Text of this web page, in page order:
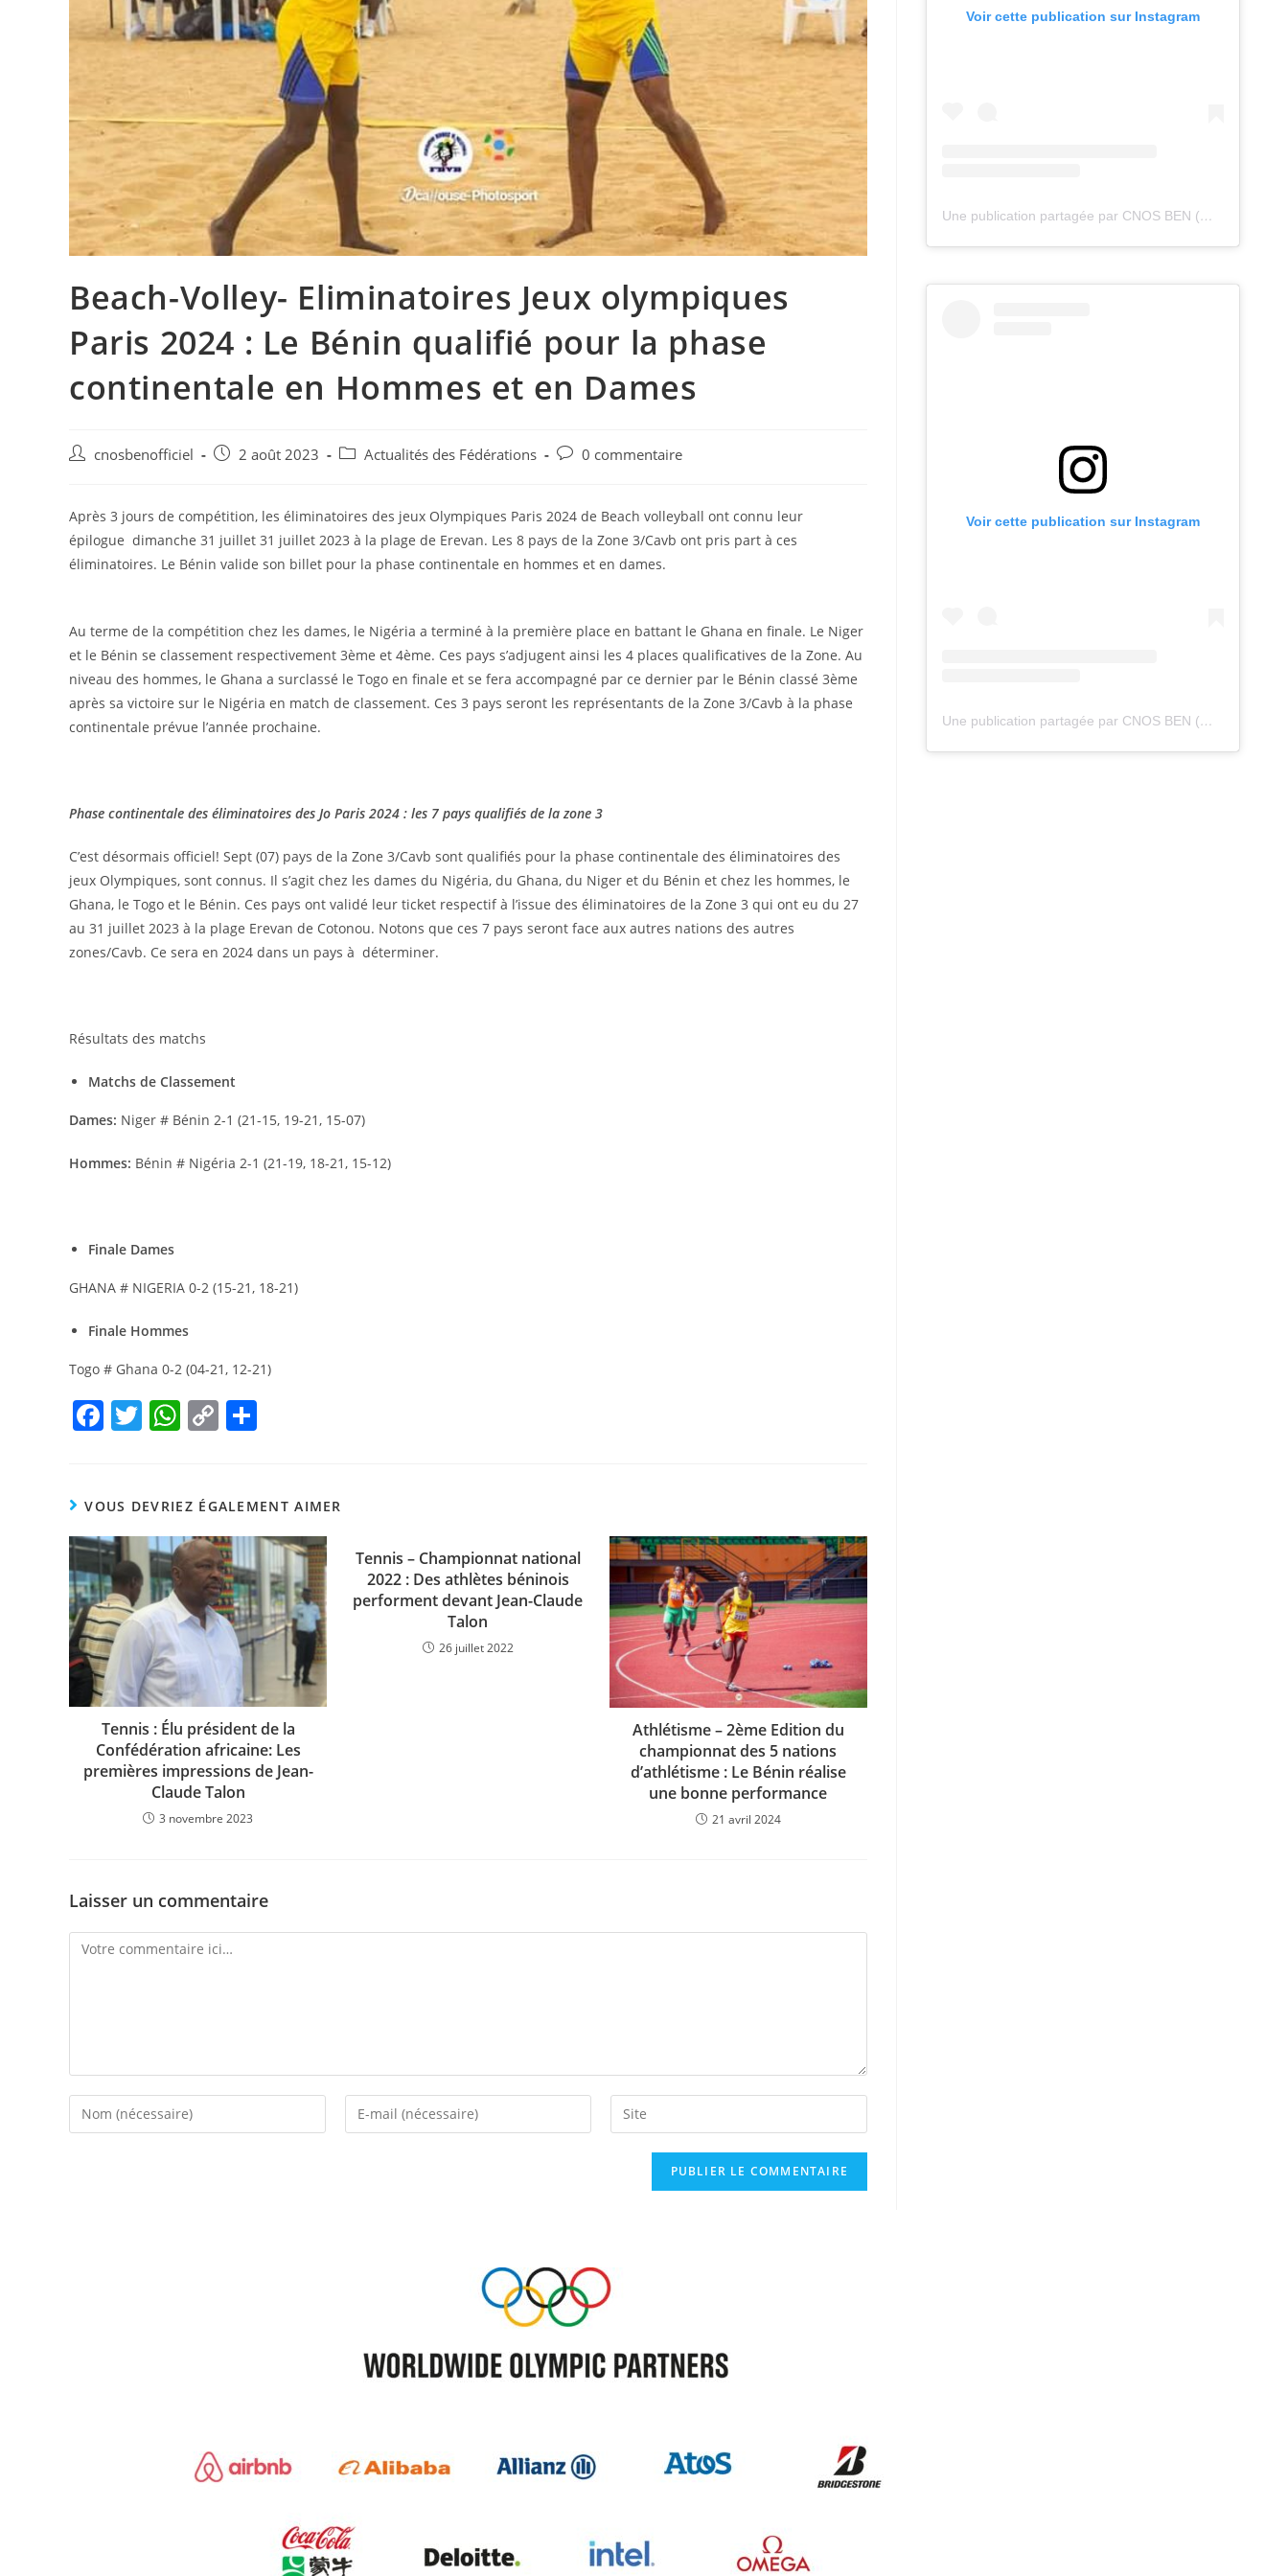
Beach-Volley- Eliminatoires Jeux olympiques
Paris 2024 : Le Bénin qualifié pour la phase
continentale en Hommes et en Dames
cnosbenofficiel 2 août 2023 Actualités des Fédérations 0 commentaire
Après 3 jours de compétition, les éliminatoires des jeux Olympiques Paris 2024 de Beach volleyball ont connu leur
épilogue dimanche 31 juillet 31 juillet 2023 à la plage de Erevan. Les 8 pays de la Zone 3/Cavb ont pris part à ces
éliminatoires. Le Bénin valide son billet pour la phase continentale en hommes et en dames.
Au terme de la compétition chez les dames, le Nigéria a terminé à la première place en battant le Ghana en finale. Le Niger
et le Bénin se classement respectivement 3ème et 4ème. Ces pays s’adjugent ainsi les 4 places qualificatives de la Zone. Au
niveau des hommes, le Ghana a surclassé le Togo en finale et se fera accompagné par ce dernier par le Bénin classé 3ème
après sa victoire sur le Nigéria en match de classement. Ces 3 pays seront les représentants de la Zone 3/Cavb à la phase
continentale prévue l’année prochaine.
Phase continentale des éliminatoires des Jo Paris 2024 : les 7 pays qualifiés de la zone 3
C’est désormais officiel! Sept (07) pays de la Zone 3/Cavb sont qualifiés pour la phase continentale des éliminatoires des
jeux Olympiques, sont connus. Il s’agit chez les dames du Nigéria, du Ghana, du Niger et du Bénin et chez les hommes, le
Ghana, le Togo et le Bénin. Ces pays ont validé leur ticket respectif à l’issue des éliminatoires de la Zone 3 qui ont eu du 27
au 31 juillet 2023 à la plage Erevan de Cotonou. Notons que ces 7 pays seront face aux autres nations des autres
zones/Cavb. Ce sera en 2024 dans un pays à déterminer.
Résultats des matchs
Matchs de Classement
Dames: Niger # Bénin 2-1 (21-15, 19-21, 15-07)
Hommes: Bénin # Nigéria 2-1 (21-19, 18-21, 15-12)
Finale Dames
GHANA # NIGERIA 0-2 (15-21, 18-21)
Finale Hommes
Togo # Ghana 0-2 (04-21, 12-21)
F
e
b
o
o
k
T
er
W
s
A
p
p
C
y
Li
n
k
g
er
VOUS DEVRIEZ ÉGALEMENT AIMER
Tennis : Élu président de la
Confédération africaine: Les
premières impressions de Jean-
Claude Talon
3 novembre 2023
Tennis – Championnat national
2022 : Des athlètes béninois
performent devant Jean-Claude
Talon
26 juillet 2022
Athlétisme – 2ème Edition du
championnat des 5 nations
d’athlétisme : Le Bénin réalise
une bonne performance
21 avril 2024
Laisser un commentaire
Voir cette publication sur Instagram
Une publication partagée par CNOS BEN (@cnos_ben)
Voir cette publication sur Instagram
Une publication partagée par CNOS BEN (@cnos_ben)